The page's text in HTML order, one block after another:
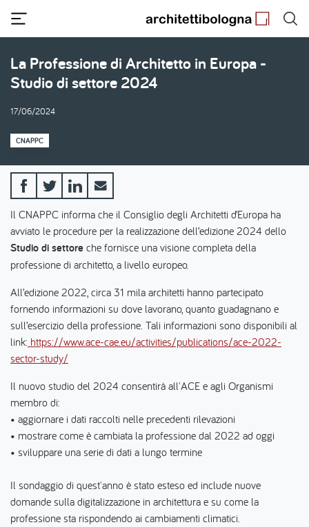
contenuto
principale
La Professione di Architetto in Europa -
Studio di settore 2024
17/06/2024
CNAPPC
Il CNAPPC informa che il Consiglio degli Architetti d’Europa ha
avviato le procedure per la realizzazione dell’edizione 2024 dello
Studio di settore che fornisce una visione completa della
professione di architetto, a livello europeo.
All’edizione 2022, circa 31 mila architetti hanno partecipato
fornendo informazioni su dove lavorano, quanto guadagnano e
sull’esercizio della professione. Tali informazioni sono disponibili al
link: https://www.ace-cae.eu/activities/publications/ace-2022-
sector-study/
Il nuovo studio del 2024 consentirà all'ACE e agli Organismi
membro di:
• aggiornare i dati raccolti nelle precedenti rilevazioni
• mostrare come è cambiata la professione dal 2022 ad oggi
• sviluppare una serie di dati a lungo termine
Il sondaggio di quest'anno è stato esteso ed include nuove
domande sulla digitalizzazione in architettura e su come la
professione sta rispondendo ai cambiamenti climatici.